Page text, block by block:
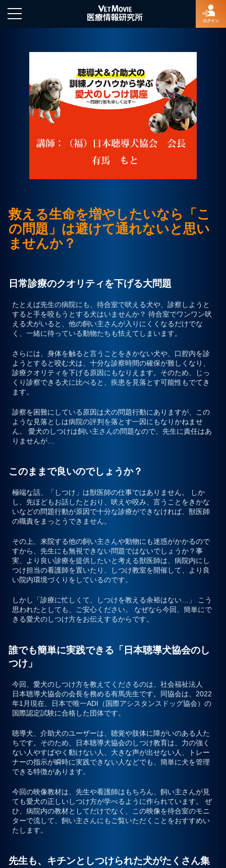
ログイン
HOME
ログイン
新規登録
よくあるご質問
著作権について
プライバシーポリシー
お問合せ
救える生命を増やしたいなら「こ
の問題」は避けて通れないと思い
ませんか？
日常診療のクオリティを下げる大問題
たとえば先生の病院にも、待合室で吠える犬や、診察しようと
すると手を咬もうとする犬はいませんか？ 待合室でワンワン吠
える犬がいると、他の飼い主さんが入りにくくなるだけでな
く、一緒に待っている動物たちも怯えてしまいます。
さらには、身体を触ると言うことをきかない犬や、口腔内を診
ようとすると咬む犬は、十分な診察時間の確保が難しくなり、
診療クオリティを下げる原因にもなりえます。そのため、じっ
くり診察できる犬に比べると、疾患を見落とす可能性もでてき
ます。
診察を困難にしている原因は犬の問題行動にありますが、この
ような見落としは病院の評判を落とす一因にもなりかねませ
ん。 愛犬のしつけは飼い主さんの問題なので、先生に責任はあ
りませんが…
このままで良いのでしょうか？
極端な話、「しつけ」は獣医師の仕事ではありません。 しか
し、先ほどもお話したとおり、吠えや咬み、言うことをきかな
いなどの問題行動が原因で十分な診療ができなければ、獣医師
の職責をまっとうできません。
その上、来院する他の飼い主さんや動物にも迷惑がかかるので
すから、先生にも無視できない問題ではないでしょうか？事
実、より良い診療を提供したいと考える獣医師は、病院内にし
つけ担当の看護師を置いたり、しつけ教室を開催して、より良
い院内環境づくりをしているのです。
しかし「診療に忙しくて、しつけを教える余裕はない…」 こう
思われたとしても、ご安心ください。 なぜなら今回、簡単にで
きる愛犬のしつけ方をお伝えするからです。
誰でも簡単に実践できる「日本聴導犬協会のし
つけ」
今回、愛犬のしつけ方を教えてくださるのは、社会福祉法人
日本聴導犬協会の会長を務める有馬先生です。同協会は、2022
年1月現在、日本で唯一ADI（国際アシスタンスドッグ協会）の
国際認定試験に合格した団体です。
聴導犬、介助犬のユーザーは、聴覚や肢体に障がいのある人た
ちです。そのため、日本聴導犬協会のしつけ教育は、力の強く
ない人やすばやく動けない人、大きな声が出せない人、トレー
ナーの指示が瞬時に実践できない人などでも、簡単に犬を管理
できる特徴があります。
今回の映像教材は、先生や看護師はもちろん、飼い主さんが見
ても愛犬の正しいしつけ方が学べるように作られています。 ぜ
ひ、病院内の教材としてだけでなく、この映像を待合室のモニ
ターで流して、飼い主さんにもご覧いただくことをおすすめい
たします。
先生も、キチンとしつけられた犬がたくさん集